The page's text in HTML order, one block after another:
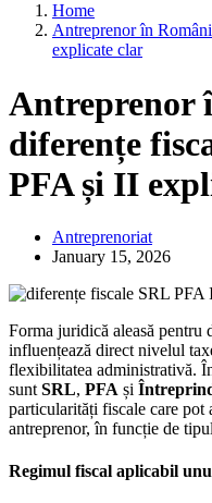
Home
Antreprenor în
explicate clar
Antreprenor
diferențe
PFA și II
Antreprenoriat
January 15, 2026
Forma juridică aleasă pentru
influențează direct nivelul
flexibilitatea administrativă.
sunt SRL, PFA și
particularități fiscale care pot
antreprenor, în funcție de
Regimul fiscal aplicabil